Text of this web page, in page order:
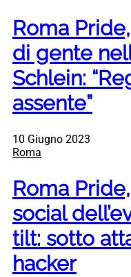
Roma
di gente
Schlein:
assente”
10 Giugno 2023
Roma
Roma
social
tilt: sotto
hacker